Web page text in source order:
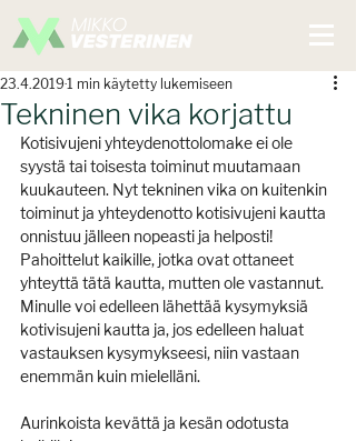
Tekninen vika korjattu
23.4.2019 1 min käytetty lukemiseen
Kotisivujeni yhteydenottolomake ei ole
syystä tai toisesta toiminut muutamaan
kuukauteen. Nyt tekninen vika on kuitenkin
toiminut ja yhteydenotto kotisivujeni kautta
onnistuu jälleen nopeasti ja helposti!
Pahoittelut kaikille, jotka ovat ottaneet
yhteyttä tätä kautta, mutten ole vastannut.
Minulle voi edelleen lähettää kysymyksiä
kotivisujeni kautta ja, jos edelleen haluat
vastauksen kysymykseesi, niin vastaan
enemmän kuin mielelläni.
Aurinkoista kevättä ja kesän odotusta